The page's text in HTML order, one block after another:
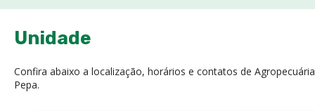
Unidade
Confira abaixo a localização, horários e contatos de Agropecuária
Pepa.